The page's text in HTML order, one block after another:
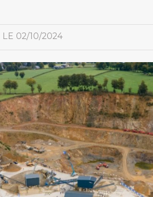
LE 02/10/2024